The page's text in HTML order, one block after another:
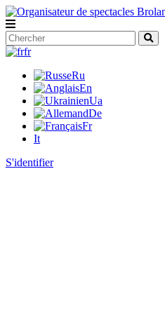
fr
Ru
En
Ua
De
Fr
It
S'identifier